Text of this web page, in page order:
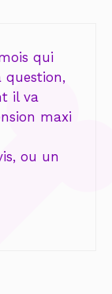
qui
question,
il va
maxi
ou un